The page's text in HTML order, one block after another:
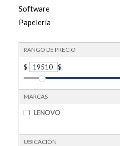
Software
Papelería
RANGO DE PRECIO
$ 19510 $
MARCAS
LENOVO
UBICACIÓN